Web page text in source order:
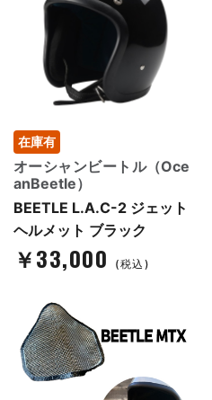
在庫有
オーシャンビートル（Oce
anBeetle）
BEETLE L.A.C-2 ジェット
ヘルメット ブラック
￥33,000 (税込)